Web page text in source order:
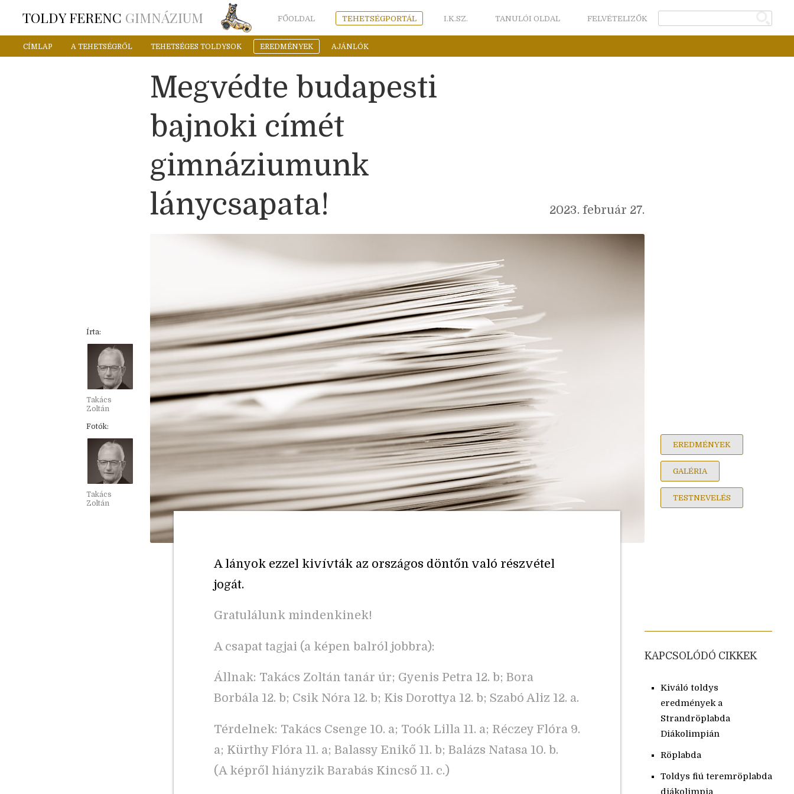
TOLDY FERENC GIMNÁZIUM FŐOLDAL TEHETSÉGPORTÁL I.K.SZ. TANULÓI OLDAL FELVÉTELIZŐK
CÍMLAP A TEHETSÉGRŐL TEHETSÉGES TOLDYSOK EREDMÉNYEK AJÁNLÓK
Megvédte budapesti
bajnoki címét
gimnáziumunk
lánycsapata!
2023. február 27.
Írta:
Takács
Zoltán
Fotók:
Takács
Zoltán
EREDMÉNYEK
GALÉRIA
TESTNEVELÉS
A lányok ezzel kivívták az országos döntőn való részvétel
jogát.
Gratulálunk mindenkinek!
A csapat tagjai (a képen balról jobbra):
Állnak: Takács Zoltán tanár úr; Gyenis Petra 12. b; Bora
Borbála 12. b; Csik Nóra 12. b; Kis Dorottya 12. b; Szabó Aliz 12. a.
Térdelnek: Takács Csenge 10. a; Toók Lilla 11. a; Réczey Flóra 9.
a; Kürthy Flóra 11. a; Balassy Enikő 11. b; Balázs Natasa 10. b.
(A képről hiányzik Barabás Kincső 11. c.)
KAPCSOLÓDÓ CIKKEK
Kiváló toldys
eredmények a
Strandröplabda
Diákolimpián
Röplabda
Toldys fiú teremröplabda
diákolimpia